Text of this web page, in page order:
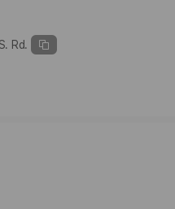
가 다를 수 있습니다. 카모아에서
비교해 여행 스타일에 맞는 보장
께 확인하세요
교
Rd.